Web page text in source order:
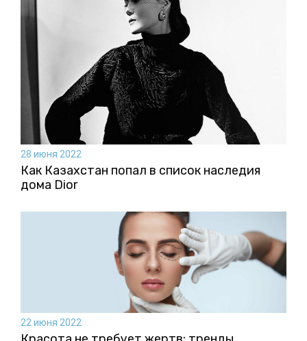
28 июня 2022
Как Казахстан попал в список наследия
дома Dior
22 июня 2022